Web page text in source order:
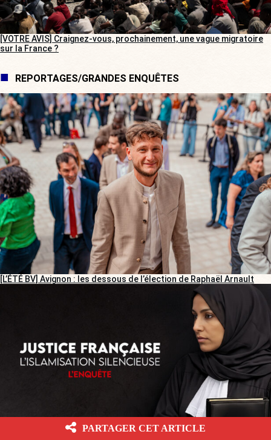
[VOTRE AVIS] Craignez-vous, prochainement, une vague migratoire
sur la France ?
REPORTAGES/GRANDES ENQUÊTES
[L’ÉTÉ BV] Avignon : les dessous de l’élection de Raphaël Arnault
PARTAGER CET ARTICLE